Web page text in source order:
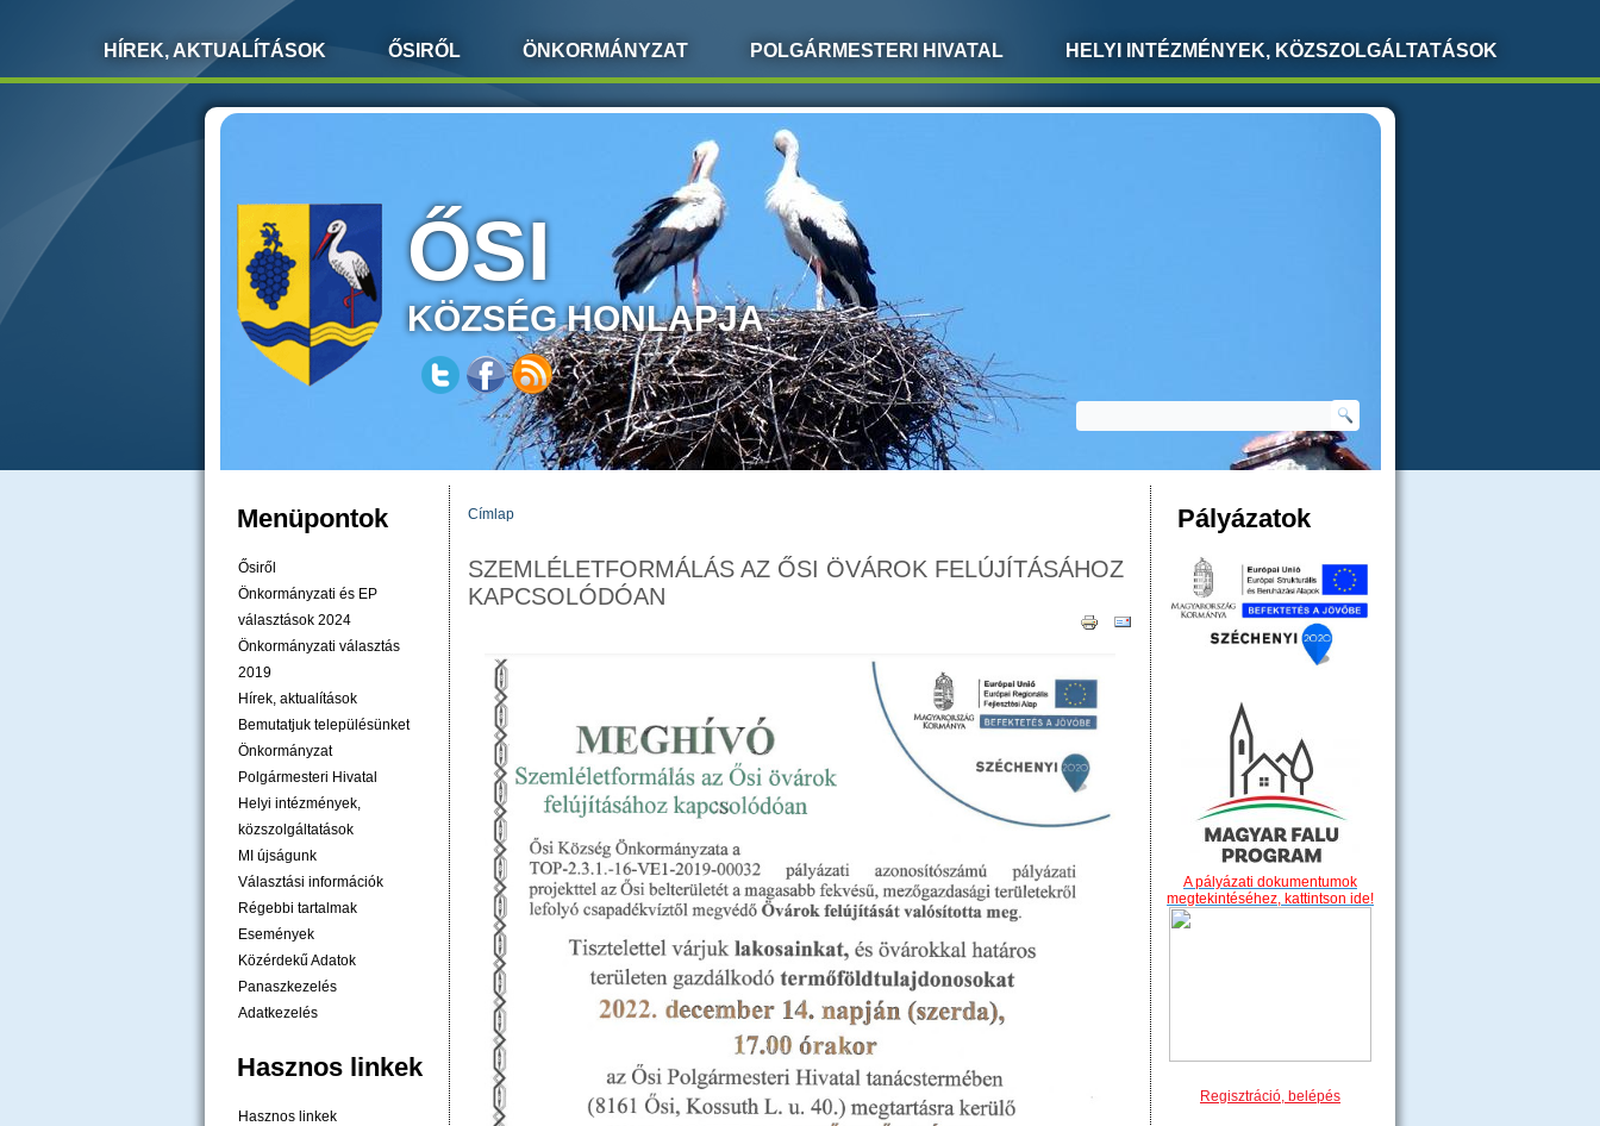
HÍREK, AKTUALÍTÁSOK ŐSIRŐL ÖNKORMÁNYZAT POLGÁRMESTERI HIVATAL HELYI INTÉZMÉNYEK, KÖZSZOLGÁLTATÁSOK
ŐSI
KÖZSÉG HONLAPJA
Keresés
Menüpontok
Ősiről
Önkormányzati és EP
választások 2024
Önkormányzati választás
2019
Hírek, aktualítások
Bemutatjuk településünket
Önkormányzat
Polgármesteri Hivatal
Helyi intézmények,
közszolgáltatások
MI újságunk
Választási információk
Régebbi tartalmak
Események
Közérdekű Adatok
Panaszkezelés
Adatkezelés
Hasznos linkek
Hasznos linkek
JELENLEGI HELY
Címlap
SZEMLÉLETFORMÁLÁS AZ ŐSI ÖVÁROK FELÚJÍTÁSÁHOZ
KAPCSOLÓDÓAN
Pályázatok
A pályázati dokumentumok
megtekintéséhez, kattintson ide!
Regisztráció, belépés